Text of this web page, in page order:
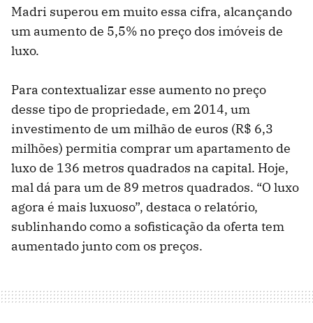
Madri superou em muito essa cifra, alcançando
um aumento de 5,5% no preço dos imóveis de
luxo.
Para contextualizar esse aumento no preço
desse tipo de propriedade, em 2014, um
investimento de um milhão de euros (R$ 6,3
milhões) permitia comprar um apartamento de
luxo de 136 metros quadrados na capital. Hoje,
mal dá para um de 89 metros quadrados. “O luxo
agora é mais luxuoso”, destaca o relatório,
sublinhando como a sofisticação da oferta tem
aumentado junto com os preços.